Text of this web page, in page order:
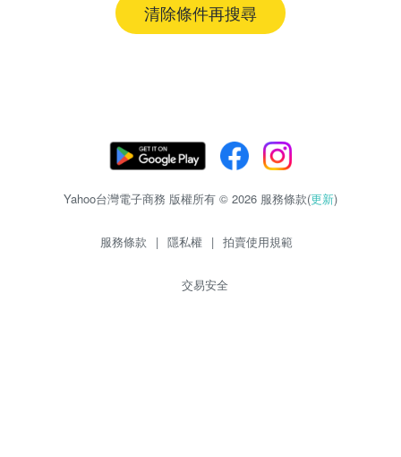
清除條件再搜尋
Yahoo台灣電子商務 版權所有 © 2026 服務條款(更新)
服務條款 | 隱私權 | 拍賣使用規範
交易安全